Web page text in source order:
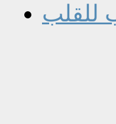
للقلب